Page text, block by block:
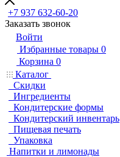
+7 937 632-60-20
Заказать звонок
Войти
Избранные товары 0
Корзина 0
Каталог
Скидки
Ингредиенты
Кондитерские формы
Кондитерский инвентарь
Пищевая печать
Упаковка
Напитки и лимонады